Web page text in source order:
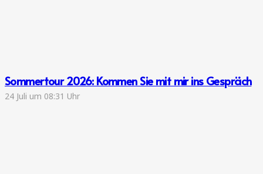
Sommertour 2026: Kommen Sie mit mir ins Gespräch
24 Juli um 08:31 Uhr